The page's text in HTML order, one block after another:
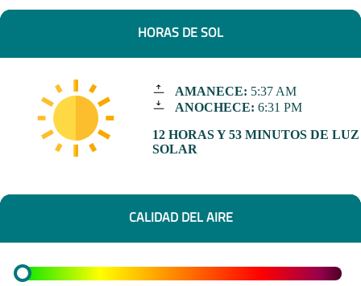
HORAS DE SOL
AMANECE: 5:37 AM
ANOCHECE: 6:31 PM
12 HORAS Y 53 MINUTOS DE LUZ
SOLAR
CALIDAD DEL AIRE